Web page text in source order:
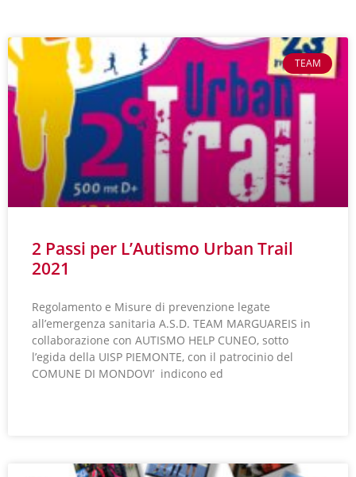
TEAM
2 Passi per L’Autismo Urban Trail
2021
Regolamento e Misure di prevenzione legate
all’emergenza sanitaria A.S.D. TEAM MARGUAREIS in
collaborazione con AUTISMO HELP CUNEO, sotto
l’egida della UISP PIEMONTE, con il patrocinio del
COMUNE DI MONDOVI’ indicono ed